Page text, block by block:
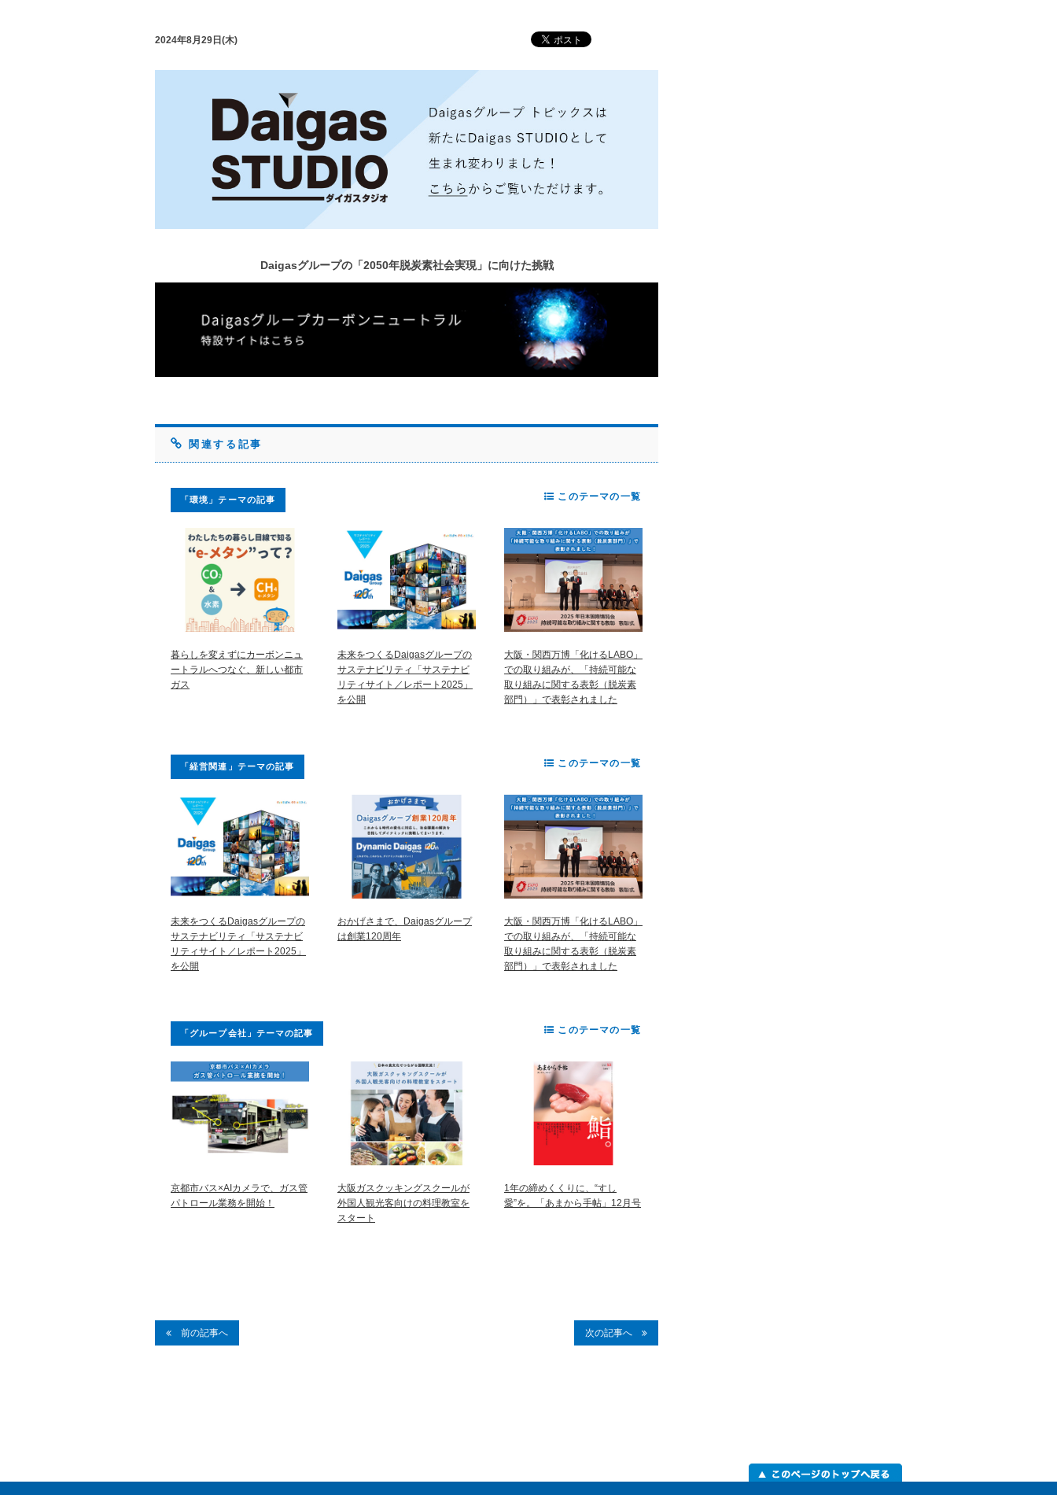
2024年8月29日(木)
Daigasグループの「2050年脱炭素社会実現」に向けた挑戦
関連する記事
「環境」テーマの記事
暮らしを変えずにカーボンニュ
ートラルへつなぐ、新しい都市
ガス
未来をつくるDaigasグループの
サステナビリティ「サステナビ
リティサイト／レポート2025」
を公開
大阪・関西万博「化けるLABO」
での取り組みが、「持続可能な
取り組みに関する表彰（脱炭素
部門）」で表彰されました
このテーマの一覧
「経営関連」テーマの記事
未来をつくるDaigasグループの
サステナビリティ「サステナビ
リティサイト／レポート2025」
を公開
おかげさまで、Daigasグループ
は創業120周年
大阪・関西万博「化けるLABO」
での取り組みが、「持続可能な
取り組みに関する表彰（脱炭素
部門）」で表彰されました
このテーマの一覧
「グループ会社」テーマの記事
京都市バス×AIカメラで、ガス管
パトロール業務を開始！
大阪ガスクッキングスクールが
外国人観光客向けの料理教室を
スタート
1年の締めくくりに、“すし
愛”を。「あまから手帖」12月号
このテーマの一覧
前の記事へ 次の記事へ